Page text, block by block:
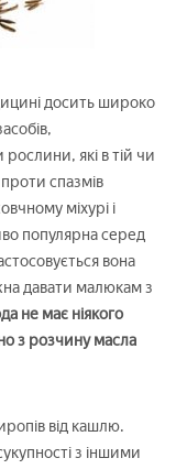
досить широко
які в тій чи
проти спазмів
міхурі і
популярна серед
вона
давати малюкам з
не має ніякого
з розчину масла
від кашлю.
з іншими